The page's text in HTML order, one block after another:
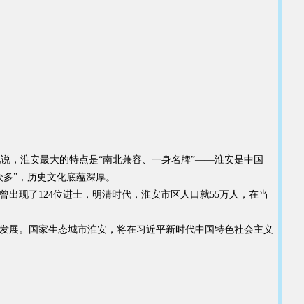
，淮安最大的特点是“南北兼容、一身名牌”——淮安是中国
”，历史文化底蕴深厚。
现了124位进士，明清时代，淮安市区人口就55万人，在当
。国家生态城市淮安，将在习近平新时代中国特色社会主义